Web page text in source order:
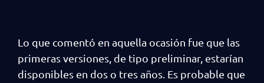
Lo que comentó en aquella ocasión fue que las
primeras versiones, de tipo preliminar, estarían
disponibles en dos o tres años. Es probable que